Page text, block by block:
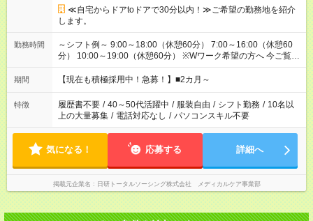
≪自宅からドアtoドアで30分以内！≫ご希望の勤務地を紹介
します。
勤務時間
～シフト例～ 9:00～18:00（休憩60分） 7:00～16:00（休憩60
分） 10:00～19:00（休憩60分） ※Wワーク希望の方へ 今ご覧の
お仕事で希望する勤務時間と、もう1つのお仕事の勤務時間の合
計が 週40時間を超えなければOKです。
期間 【現在も積極採用中！急募！】■2カ月～
特徴 履歴書不要 / 40～50代活躍中 / 服装自由 / シフト勤務 / 10名以
上の大量募集 / 電話対応なし / パソコンスキル不要
気になる！ 応募する 詳細へ
掲載元企業名 日研トータルソーシング株式会社 メディカルケア事業部